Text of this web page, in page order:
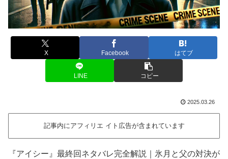
X Facebook はてブ
LINE コピー
2025.03.26
記事内にアフィリエ イト広告が含まれています
『アイシー』最終回ネタバレ完全解説｜氷月と父の対決が